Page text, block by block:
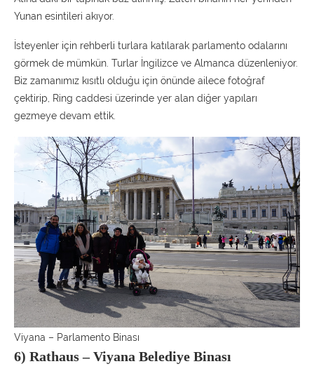
Yunan esintileri akıyor.
İsteyenler için rehberli turlara katılarak parlamento odalarını
görmek de mümkün. Turlar İngilizce ve Almanca düzenleniyor.
Biz zamanımız kısıtlı olduğu için önünde ailece fotoğraf
çektirip, Ring caddesi üzerinde yer alan diğer yapıları
gezmeye devam ettik.
Viyana – Parlamento Binası
6) Rathaus – Viyana Belediye Binası